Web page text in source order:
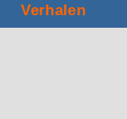
Verhalen